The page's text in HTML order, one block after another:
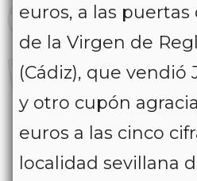
euros, a las
de la Virgen de
(Cádiz), que vendió
y otro cupón
euros a las cinco
localidad sevillana